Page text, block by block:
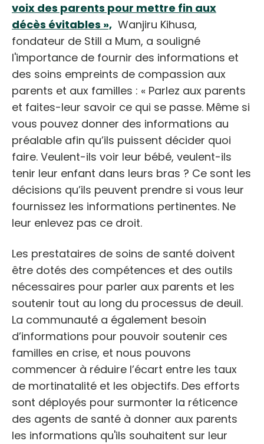
voix des parents pour mettre fin aux
décès évitables », Wanjiru Kihusa,
fondateur de Still a Mum, a souligné
l'importance de fournir des informations et
des soins empreints de compassion aux
parents et aux familles : « Parlez aux parents
et faites-leur savoir ce qui se passe. Même si
vous pouvez donner des informations au
préalable afin qu’ils puissent décider quoi
faire. Veulent-ils voir leur bébé, veulent-ils
tenir leur enfant dans leurs bras ? Ce sont les
décisions qu’ils peuvent prendre si vous leur
fournissez les informations pertinentes. Ne
leur enlevez pas ce droit.
Les prestataires de soins de santé doivent
être dotés des compétences et des outils
nécessaires pour parler aux parents et les
soutenir tout au long du processus de deuil.
La communauté a également besoin
d’informations pour pouvoir soutenir ces
familles en crise, et nous pouvons
commencer à réduire l’écart entre les taux
de mortinatalité et les objectifs. Des efforts
sont déployés pour surmonter la réticence
des agents de santé à donner aux parents
les informations qu'ils souhaitent sur leur